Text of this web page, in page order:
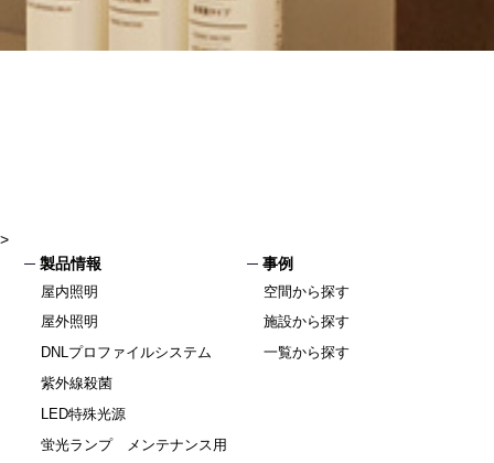
>
製品情報
屋内照明
屋外照明
DNLプロファイルシステム
紫外線殺菌
LED特殊光源
蛍光ランプ メンテナンス用
事例
空間から探す
施設から探す
一覧から探す